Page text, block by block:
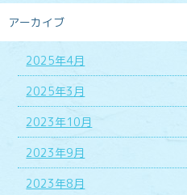
アーカイブ
2025年4月
2025年3月
2023年10月
2023年9月
2023年8月